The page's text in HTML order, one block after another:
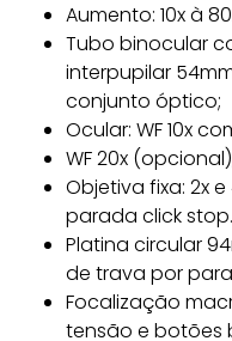
Aumento: 10x à
Tubo binocular
interpupilar
conjunto óptico;
Ocular: WF 10x
WF 20x
Objetiva fixa: 2x
parada click
Platina circular
de trava por
Focalização
tensão e botões